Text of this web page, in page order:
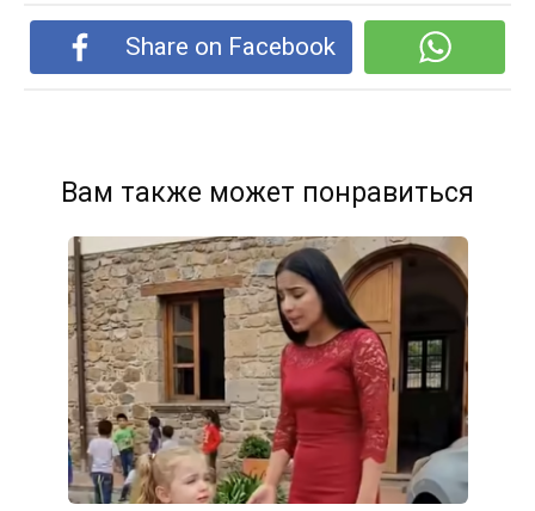
Share on Facebook
Вам также может понравиться